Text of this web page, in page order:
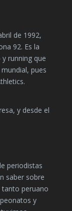
de 1992,
92. Es la
running que
pues
y desde el
periodistas
saber sobre
tanto peruano
y